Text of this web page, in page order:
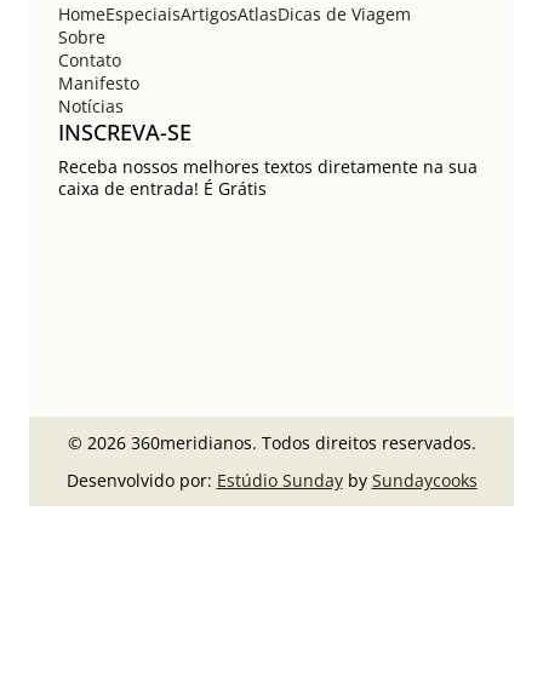
HomeEspeciaisArtigosAtlasDicas de Viagem
Sobre
Contato
Manifesto
Notícias
INSCREVA-SE
Receba nossos melhores textos diretamente na sua
caixa de entrada! É Grátis
© 2026 360meridianos. Todos direitos reservados.
Desenvolvido por: Estúdio Sundayby Sundaycooks